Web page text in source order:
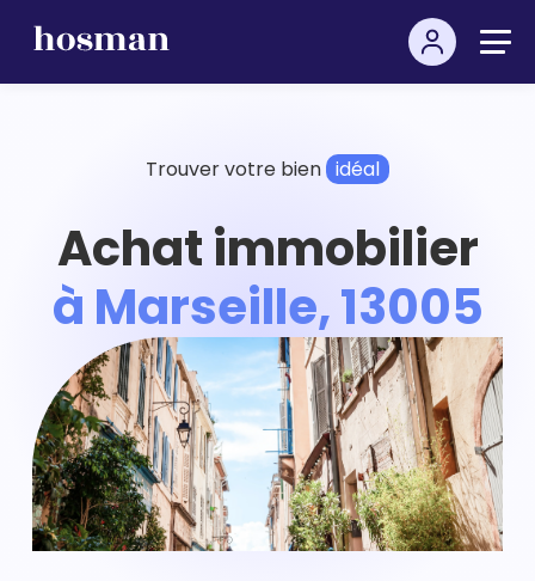
Trouver votre bien idéal
Achat immobilier
à Marseille, 13005